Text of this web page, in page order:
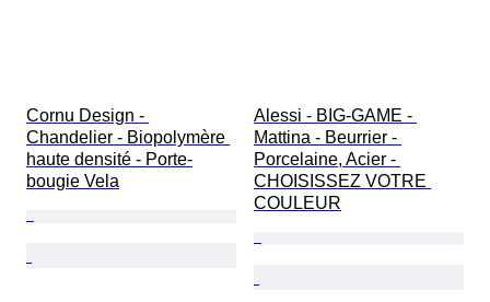
Cornu Design -
Chandelier - Biopolymère
haute densité - Porte-
bougie Vela
Alessi - BIG-GAME -
Mattina - Beurrier -
Porcelaine, Acier -
CHOISISSEZ VOTRE
COULEUR